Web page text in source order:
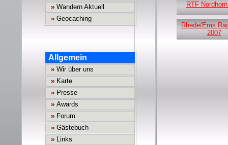
RTF
Rhede/Ems
2007